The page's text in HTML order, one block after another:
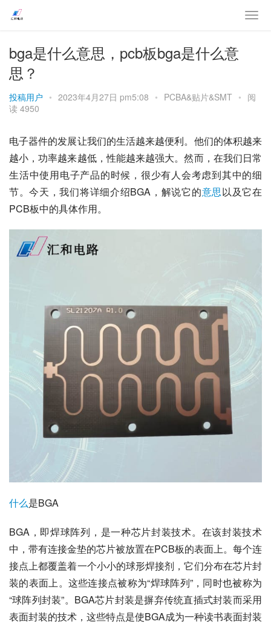
bga是什么意思，pcb板bga是什么意
思？
投稿用户 • 2023年4月27日 pm5:08 • PCBA&贴片&SMT • 阅
读 4950
电子器件的发展让我们的生活越来越便利。他们的体积越来
越小，功率越来越低，性能越来越强大。然而，在我们日常
生活中使用电子产品的时候，很少有人会考虑到其中的细
节。今天，我们将详细介绍BGA，解说它的意思以及它在
PCB板中的具体作用。
什么是BGA
BGA，即焊球阵列，是一种芯片封装技术。在该封装技术
中，带有连接金垫的芯片被放置在PCB板的表面上。每个连
接点上都覆盖着一个小小的球形焊接剂，它们分布在芯片封
装的表面上。这些连接点被称为“焊球阵列”，同时也被称为
“球阵列封装”。BGA芯片封装是摒弃传统直插式封装而采用
表面封装的技术，这些特点是使BGA成为一种读书表面封装